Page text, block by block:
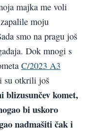
majka me voli
moju
smo na pragu još
Dok mnogi s
C/2023 A3
su otkrili još
blizusunčev komet,
bi uskoro
nadmašiti čak i